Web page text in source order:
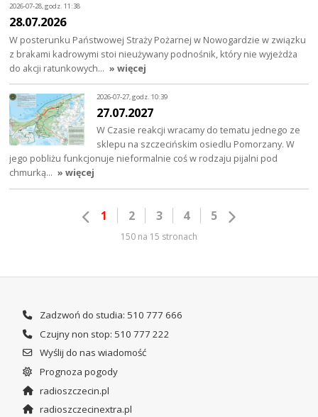
2026-07-28, godz. 11:38
28.07.2026
W posterunku Państwowej Straży Pożarnej w Nowogardzie w związku
z brakami kadrowymi stoi nieużywany podnośnik, który nie wyjeżdża
do akcji ratunkowych… » więcej
2026-07-27, godz. 10:39
27.07.2027
W Czasie reakcji wracamy do tematu jednego ze
sklepu na szczecińskim osiedlu Pomorzany. W
jego pobliżu funkcjonuje nieformalnie coś w rodzaju pijalni pod
chmurką… » więcej
1 2 3 4 5
150 na 15 stronach
Zadzwoń do studia: 510 777 666
Czujny non stop: 510 777 222
Wyślij do nas wiadomość
Prognoza pogody
radioszczecin.pl
radioszczecinextra.pl